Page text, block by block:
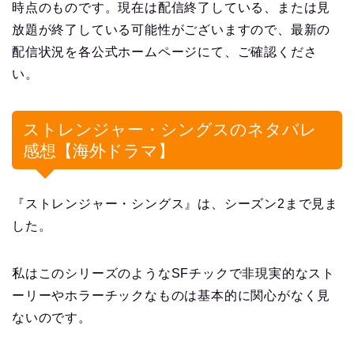
時点のものです。現在は配信終了している、または見
放題が終了している可能性がございますので、最新の
配信状況を各公式ホームページにて、ご確認くださ
い。
ストレンジャー・シングスのネタバレ
感想【海外ドラマ】
『ストレンジャー・シングス』は、シーズン2まで見ま
した。
私はこのシリーズのようなSFチックで非現実的なスト
ーリーやホラーチックなものは基本的に関心がなく見
ないのです。